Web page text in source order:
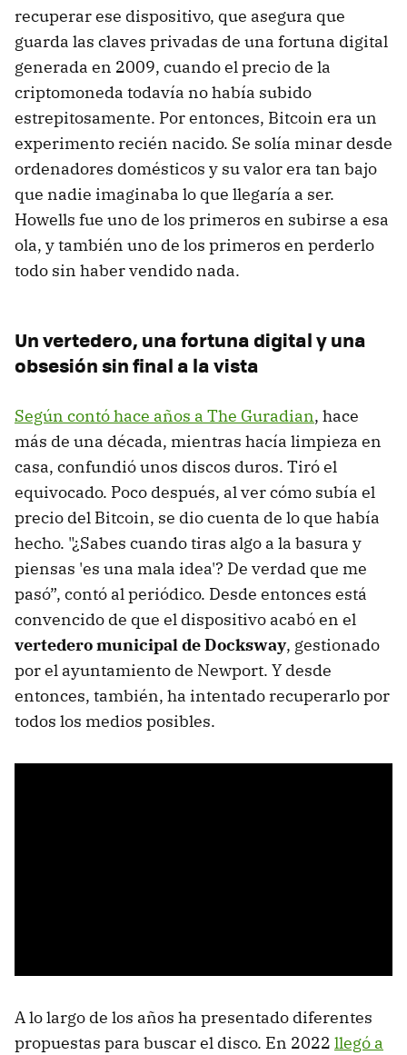
recuperar ese dispositivo, que asegura que
guarda las claves privadas de una fortuna digital
generada en 2009, cuando el precio de la
criptomoneda todavía no había subido
estrepitosamente. Por entonces, Bitcoin era un
experimento recién nacido. Se solía minar desde
ordenadores domésticos y su valor era tan bajo
que nadie imaginaba lo que llegaría a ser.
Howells fue uno de los primeros en subirse a esa
ola, y también uno de los primeros en perderlo
todo sin haber vendido nada.
Un vertedero, una fortuna digital y una
obsesión sin final a la vista
Según contó hace años a The Guradian, hace
más de una década, mientras hacía limpieza en
casa, confundió unos discos duros. Tiró el
equivocado. Poco después, al ver cómo subía el
precio del Bitcoin, se dio cuenta de lo que había
hecho. "¿Sabes cuando tiras algo a la basura y
piensas 'es una mala idea'? De verdad que me
pasó”, contó al periódico. Desde entonces está
convencido de que el dispositivo acabó en el
vertedero municipal de Docksway, gestionado
por el ayuntamiento de Newport. Y desde
entonces, también, ha intentado recuperarlo por
todos los medios posibles.
A lo largo de los años ha presentado diferentes
propuestas para buscar el disco. En 2022 llegó a